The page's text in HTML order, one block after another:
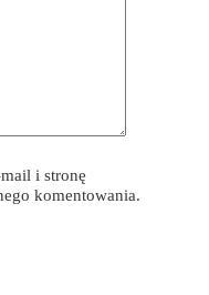
i stronę
komentowania.